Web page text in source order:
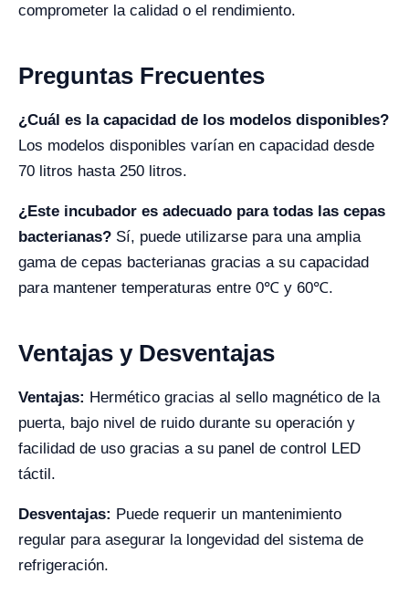
comprometer la calidad o el rendimiento.
Preguntas Frecuentes
¿Cuál es la capacidad de los modelos disponibles?
Los modelos disponibles varían en capacidad desde
70 litros hasta 250 litros.
¿Este incubador es adecuado para todas las cepas
bacterianas? Sí, puede utilizarse para una amplia
gama de cepas bacterianas gracias a su capacidad
para mantener temperaturas entre 0℃ y 60℃.
Ventajas y Desventajas
Ventajas: Hermético gracias al sello magnético de la
puerta, bajo nivel de ruido durante su operación y
facilidad de uso gracias a su panel de control LED
táctil.
Desventajas: Puede requerir un mantenimiento
regular para asegurar la longevidad del sistema de
refrigeración.